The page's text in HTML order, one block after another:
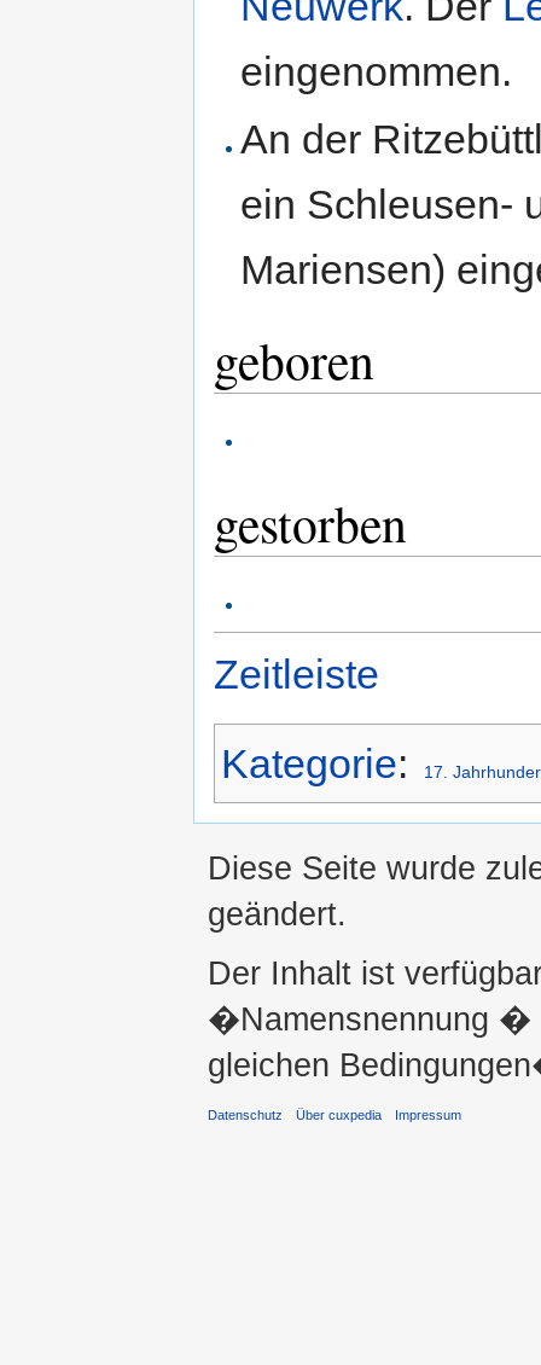
eingenommen.
An der
ein Schleusen-
Mariensen)
geboren
gestorben
Zeitleiste
Kategorie: 17.
Diese Seite wurde
geändert.
Der Inhalt ist
�Namensnennung �
gleichen
Datenschutz Über cuxpedia Impressum